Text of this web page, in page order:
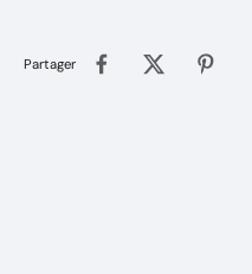
Partager